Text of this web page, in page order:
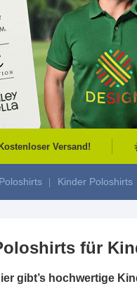
Slide
Versand!
Poloshirts Kinder Poloshirts
für
gibt’s hochwertige